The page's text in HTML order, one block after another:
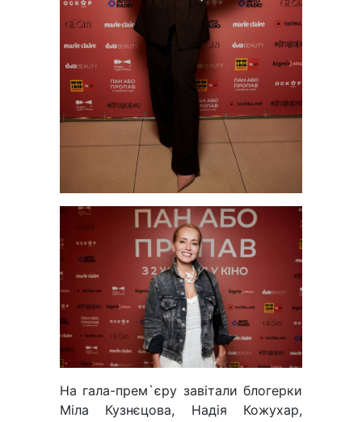
На гала-прем`єру завітали блогерки
Міла Кузнєцова, Надія Кожухар,